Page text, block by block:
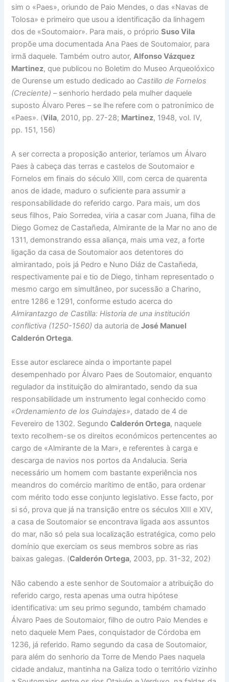
sim o «Paes», oriundo de Paio Mendes, o das «Navas de
Tolosa» e primeiro que usou a identificação da linhagem
dos de «Soutomaior». Para mais, o próprioSuso Vila
propõe uma documentada Ana Paes de Soutomaior, para
irmã daquele. Também outro autor,Alfonso Vázquez
Martinez, que publicou no Boletim do Museo Arqueolóxico
de Ourense um estudo dedicado ao Castillo de Fornelos
(Creciente) – senhorio herdado pela mulher daquele
suposto Álvaro Peres – se lhe refere com o patronímico de
«Paes». (Vila, 2010, pp. 27-28; Martinez, 1948, vol. IV,
pp. 151, 156)
A ser correcta a proposição anterior, teríamos um Álvaro
Paes à cabeça das terras e castelos de Soutomaior e
Fornelos em finais do século XIII, com cerca de quarenta
anos de idade, maduro o suficiente para assumir a
responsabilidade do referido cargo. Para mais, um dos
seus filhos, Paio Sorredea, viria a casar com Juana, filha de
Diego Gomez de Castañeda, Almirante de la Mar no ano de
1311, demonstrando essa aliança, mais uma vez, a forte
ligação da casa de Soutomaior aos detentores do
almirantado, pois já Pedro e Nuno Diáz de Castañeda,
respectivamente pai e tio de Diego, tinham representado o
mesmo cargo em simultâneo, por sucessão a Charino,
entre 1286 e 1291, conforme estudo acerca do
Almirantazgo de Castilla: Historia de una institución
conflictiva (1250-1560) da autoria deJosé Manuel
Calderón Ortega.
Esse autor esclarece ainda o importante papel
desempenhado por Álvaro Paes de Soutomaior, enquanto
regulador da instituição do almirantado, sendo da sua
responsabilidade um instrumento legal conhecido como
«Ordenamiento de los Guindajes», datado de 4 de
Fevereiro de 1302. SegundoCalderón Ortega, naquele
texto recolhem-se os direitos económicos pertencentes ao
cargo de «Almirante de la Mar», e referentes à carga e
descarga de navios nos portos da Andalucia. Seria
necessário um homem com bastante experiência nos
meandros do comércio marítimo de então, para ordenar
com mérito todo esse conjunto legislativo. Esse facto, por
si só, prova que já na transição entre os séculos XIII e XIV,
a casa de Soutomaior se encontrava ligada aos assuntos
do mar, não só pela sua localização estratégica, como pelo
domínio que exerciam os seus membros sobre as rias
baixas galegas. (Calderón Ortega, 2003, pp. 31-32, 202)
Não cabendo a este senhor de Soutomaior a atribuição do
referido cargo, resta apenas uma outra hipótese
identificativa: um seu primo segundo, também chamado
Álvaro Paes de Soutomaior, filho de outro Paio Mendes e
neto daquele Mem Paes, conquistador de Córdoba em
1236, já referido. Ramo segundo da casa de Soutomaior,
para além do senhorio da Torre de Mendo Paes naquela
cidade andaluz, mantinha na Galiza todo o território vizinho